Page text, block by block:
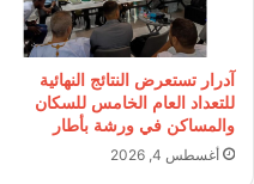
آدرار تستعرض النتائج النهائية
للتعداد العام الخامس للسكان
والمساكن في ورشة بأطار
أغسطس 4, 2026